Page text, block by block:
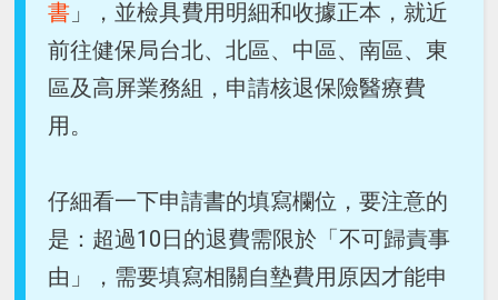
書 」，並檢具費用明細和收據正本，就近
前往健保局台北、北區、中區、南區、東
區及高屏業務組，申請核退保險醫療費
用。
仔細看一下申請書的填寫欄位，要注意的
是：超過10日的退費需限於「不可歸責事
由」，需要填寫相關自墊費用原因才能申